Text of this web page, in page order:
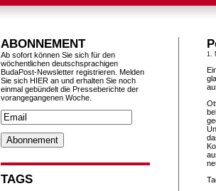
1.
ABONNEMENT
Ab sofort können Sie sich für den
wöchentlichen deutschsprachigen
BudaPost-Newsletter registrieren. Melden
Sie sich HIER an und erhalten Sie noch
einmal gebündelt die Presseberichte der
vorangegangenen Woche.
TAGS